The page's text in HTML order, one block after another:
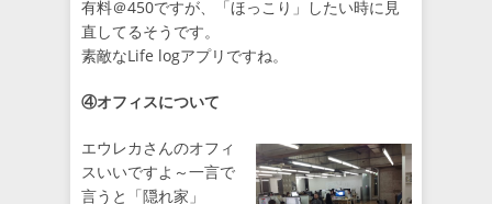
有料＠450ですが、「ほっこり」したい時に見
直してるそうです。
素敵なLife logアプリですね。
④オフィスについて
エウレカさんのオフィ
スいいですよ～一言で
言うと「隠れ家」